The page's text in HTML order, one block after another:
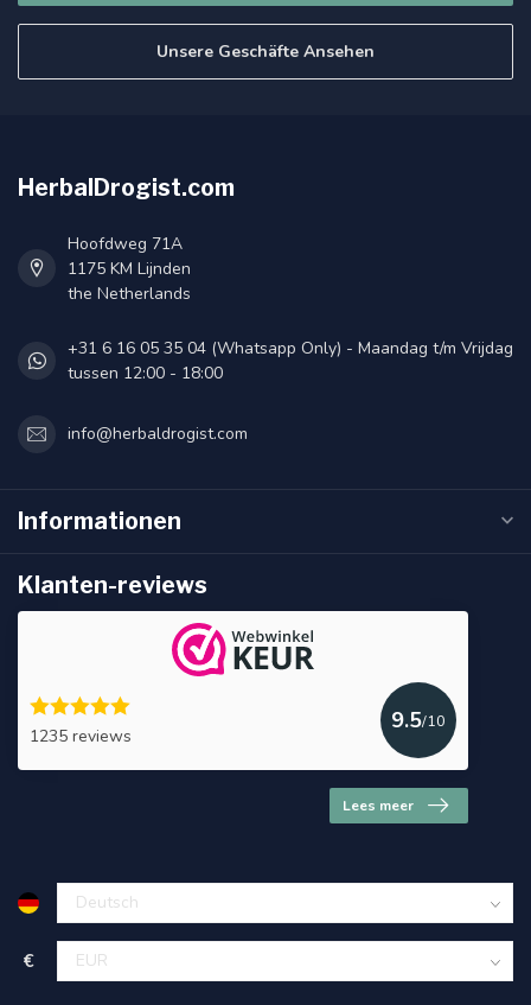
Unsere Geschäfte Ansehen
HerbalDrogist.com
Hoofdweg 71A
1175 KM Lijnden
the Netherlands
+31 6 16 05 35 04 (Whatsapp Only) - Maandag t/m Vrijdag
tussen 12:00 - 18:00
info@herbaldrogist.com
Informationen
Klanten-reviews
1235 reviews
9.5/10
Lees meer
€